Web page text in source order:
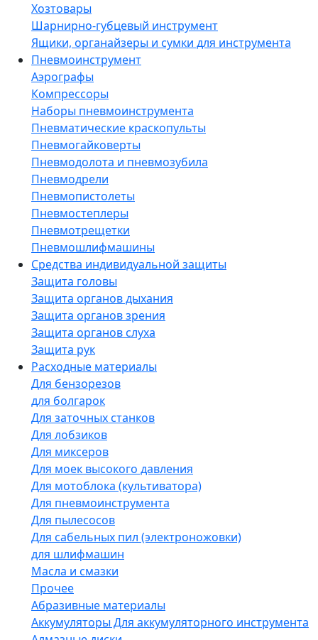
Хозтовары
Шарнирно-губцевый инструмент
Ящики, органайзеры и сумки для инструмента
Пневмоинструмент
Аэрографы
Компрессоры
Наборы пневмоинструмента
Пневматические краскопульты
Пневмогайковерты
Пневмодолота и пневмозубила
Пневмодрели
Пневмопистолеты
Пневмостеплеры
Пневмотрещетки
Пневмошлифмашины
Средства индивидуальной защиты
Защита головы
Защита органов дыхания
Защита органов зрения
Защита органов слуха
Защита рук
Расходные материалы
Для бензорезов
для болгарок
Для заточных станков
Для лобзиков
Для миксеров
Для моек высокого давления
Для мотоблока (культиватора)
Для пневмоинструмента
Для пылесосов
Для сабельных пил (электроножовки)
для шлифмашин
Масла и смазки
Прочее
Абразивные материалы
Аккумуляторы Для аккумуляторного инструмента